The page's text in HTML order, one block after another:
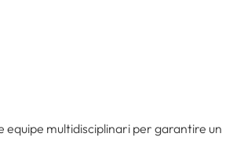
multidisciplinari per garantire un